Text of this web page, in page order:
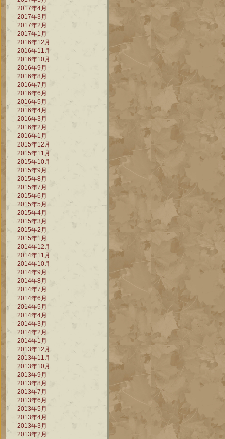
2017年4月
2017年3月
2017年2月
2017年1月
2016年12月
2016年11月
2016年10月
2016年9月
2016年8月
2016年7月
2016年6月
2016年5月
2016年4月
2016年3月
2016年2月
2016年1月
2015年12月
2015年11月
2015年10月
2015年9月
2015年8月
2015年7月
2015年6月
2015年5月
2015年4月
2015年3月
2015年2月
2015年1月
2014年12月
2014年11月
2014年10月
2014年9月
2014年8月
2014年7月
2014年6月
2014年5月
2014年4月
2014年3月
2014年2月
2014年1月
2013年12月
2013年11月
2013年10月
2013年9月
2013年8月
2013年7月
2013年6月
2013年5月
2013年4月
2013年3月
2013年2月